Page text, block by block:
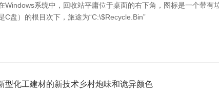
系统中，回收站平庸位于桌面的右下角，图标是一个带
盘）的根目次下，旅途为“C:\$Recycle.Bin”
型化工建材的新技术乡村炮味和诡异颜色